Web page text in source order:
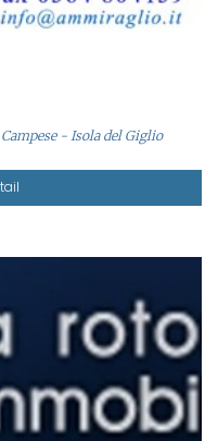
- Isola del Giglio